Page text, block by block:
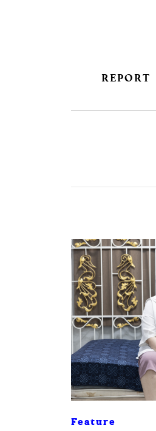
REPORT
Feature